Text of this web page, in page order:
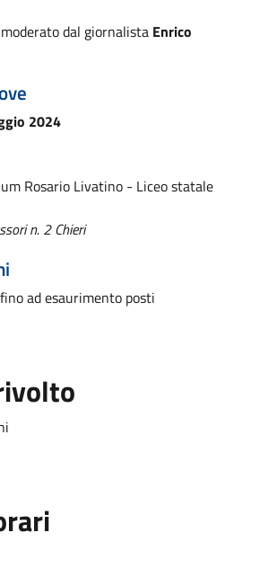
dal giornalista Enrico
2024
Rosario Livatino - Liceo statale
n. 2 Chieri
ad esaurimento posti